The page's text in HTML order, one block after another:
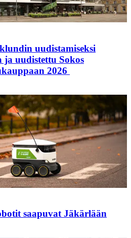
uudistamiseksi
ja uudistettu Sokos
2026
saapuvat Jäkärlään